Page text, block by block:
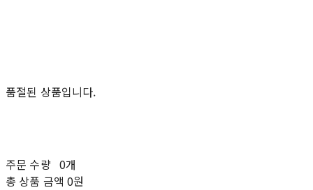
품절된 상품입니다.
주문 수량 0개
총 상품 금액 0원